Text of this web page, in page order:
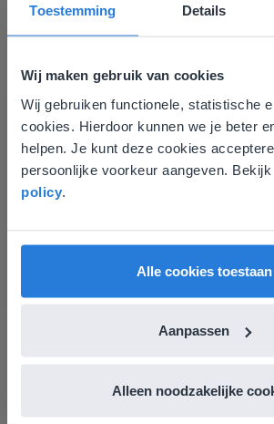
Toestemming Details
Wij maken gebruik van cookies
Wij gebruiken functionele, statistische
cookies. Hierdoor kunnen we je beter
helpen. Je kunt deze cookies
persoonlijke voorkeur aangeven.
policy
Alle cookies toestaan
Aanpassen
Alleen noodzakelijke
Groep 8, Blok 9, Week 3, Les
Les 11
Deze website komt
overeen met je locatie
Gezien je locatie, denken we dat
liever naar de website voor English
English